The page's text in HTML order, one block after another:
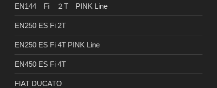
EN144 Fi ２T PINK Line
EN250 ES Fi 2T
EN250 ES Fi 4T PINK Line
EN450 ES Fi 4T
FIAT DUCATO